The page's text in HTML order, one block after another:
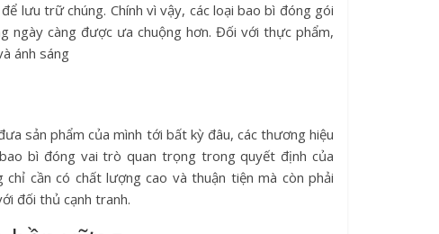
lưu trữ chúng. Chính vì vậy, các loại bao bì đóng gói
ngày càng được ưa chuộng hơn. Đối với thực phẩm,
ánh sáng
sản phẩm của mình tới bất kỳ đâu, các thương hiệu
bì đóng vai trò quan trọng trong quyết định của
cần có chất lượng cao và thuận tiện mà còn phải
đối thủ cạnh tranh.